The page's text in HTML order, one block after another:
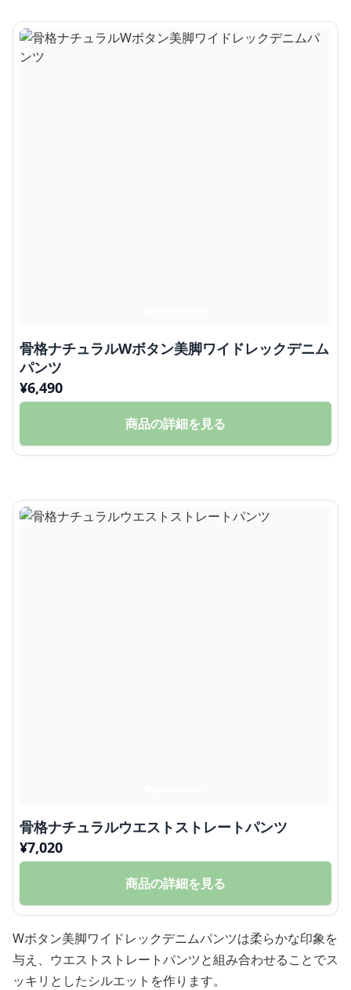
骨格ナチュラルWボタン美脚ワイドレックデニム
パンツ
¥6,490
商品の詳細を見る
骨格ナチュラルウエストストレートパンツ
¥7,020
商品の詳細を見る
Wボタン美脚ワイドレックデニムパンツは柔らかな印象を
与え、ウエストストレートパンツと組み合わせることでス
ッキリとしたシルエットを作ります。